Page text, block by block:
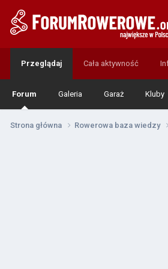
Przeglądaj
Forum Galeria Garaż Kluby
Cała aktywność
Strona główna Rowerowa baza wiedzy